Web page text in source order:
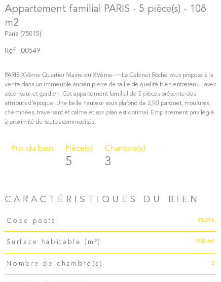
Appartement familial PARIS - 5 pièce(s) - 108
m2
Paris (75015)
Réf : 00549
PARIS XVème Quartier Mairie du XVème.~~Le Cabinet Roche vous propose à la
vente dans un immeuble ancien pierre de taille de qualité bien entretenu , avec
ascenseur et gardien. Cet appartement familial de 5 pièces présente des
attributs d'époque: Une belle hauteur sous plafond de 2,90 parquet, moulures,
cheminées, traversant et calme et son plan est optimal. Emplacement privilégié
Prix du bien Pièce(s)
5
Chambre(s)
3
CARACTÉRISTIQUES DU BIEN
Caractéristiques Valeurs
Code postal 75015
Surface habitable (m²) 108 m²
Nombre de chambre(s) 3